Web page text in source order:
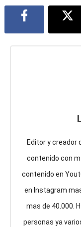
Editor y creador
contenido con
contenido en
en Instagram
mas de 40.000.
personas ya